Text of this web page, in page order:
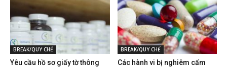
BREAK/QUY CHẾ
Yêu cầu hồ sơ giấy tờ thông
BREAK/QUY CHẾ
Các hành vi bị nghiêm cấm